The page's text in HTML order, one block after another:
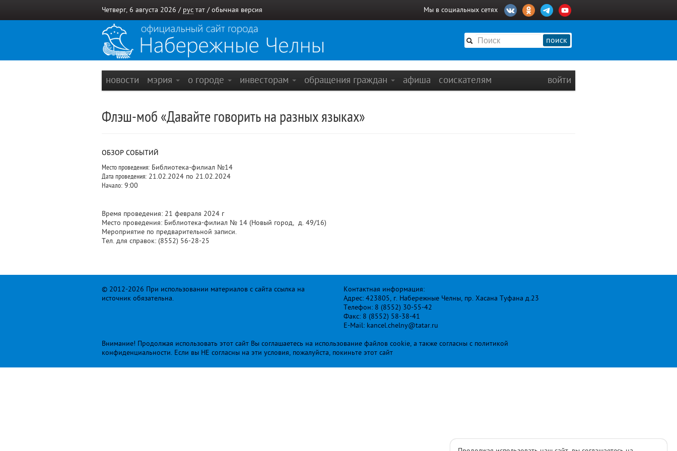
Четверг, 6 августа 2026 / рус тат / обычная версия Мы в социальных сетях
поиск
новости мэрия о городе инвесторам обращения граждан афиша соискателям войти
Флэш-моб «Давайте говорить на разных языках»
ОБЗОР СОБЫТИЙ
Место проведения: Библиотека-филиал №14
Дата проведения: 21.02.2024 по 21.02.2024
Начало: 9:00
Время проведения: 21 февраля 2024 г
Место проведения: Библиотека-филиал № 14 (Новый город, д. 49/16)
Мероприятие по предварительной записи.
Тел. для справок: (8552) 56-28-25
© 2012-2026 При использовании материалов с сайта ссылка на
источник обязательна.
Контактная информация:
Адрес: 423805, г. Набережные Челны, пр. Хасана Туфана д.23
Телефон: 8 (8552) 30-55-42
Факс: 8 (8552) 58-38-41
E-Mail: kancel.chelny@tatar.ru
Внимание! Продолжая использовать этот сайт Вы соглашаетесь на использование файлов cookie, а также согласны с политикой
конфиденциальности. Если вы НЕ согласны на эти условия, пожалуйста, покиньте этот сайт